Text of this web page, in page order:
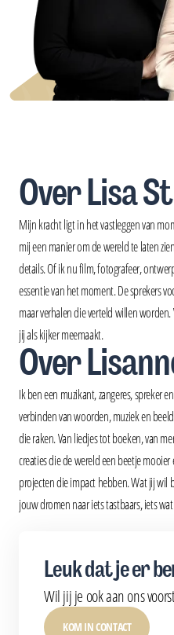
Over Lisa
Mijn kracht ligt in het vastleggen van
mij een manier om de wereld te laten
details. Of ik nu film, fotografeer,
essentie van het moment. De sprekers
maar verhalen die verteld willen
jij als kijker meemaakt.
Over
Ik ben een muzikant, zangeres, spreker
verbinden van woorden, muziek en
die raken. Van liedjes tot boeken, van
creaties die de wereld een beetje
projecten die impact hebben. Wat jij wil
jouw dromen naar iets tastbaars, iets
Leuk dat je er
Wil jij je ook aan ons
KOM IN CONTACT